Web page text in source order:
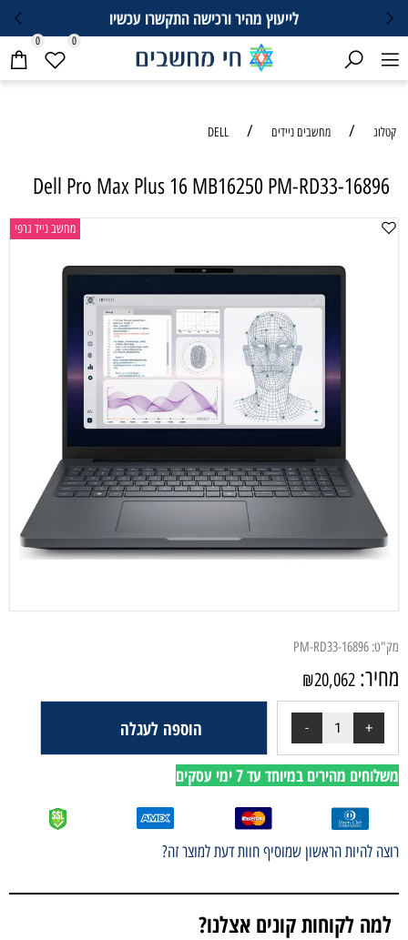
לייעוץ מהיר ורכישה התקשרו עכשיו
0 0
קטלוג / מחשבים ניידים /
DELL
Dell Pro Max Plus 16 MB16250 PM-RD33-16896
מחשב נייד גרפי
מק"ט: PM-RD33-16896
מחיר: ₪20,062
הוספה לעגלה
משלוחים מהירים במיוחד עד 7 ימי עסקים
רוצה להיות הראשון שמוסיף חוות דעת למוצר זה?
למה לקוחות קונים אצלנו?